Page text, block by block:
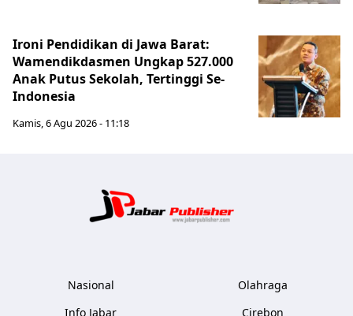
Ironi Pendidikan di Jawa Barat:
Wamendikdasmen Ungkap 527.000
Anak Putus Sekolah, Tertinggi Se-
Indonesia
Kamis, 6 Agu 2026 - 11:18
Nasional
Info Jabar
Olahraga
Cirebon